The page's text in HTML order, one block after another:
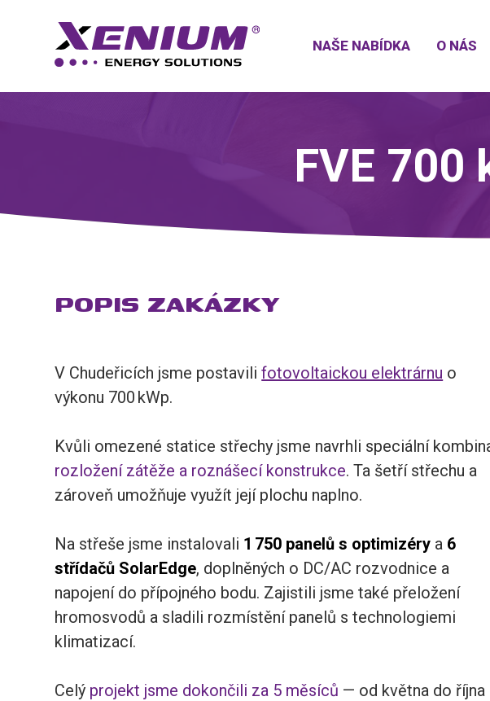
NAŠE NABÍDKA O NÁS
FVE 700
POPIS ZAKÁZKY
V Chudeřicích jsme postavilifotovoltaickou elektrárnu o
výkonu 700 kWp.
Kvůli omezené statice střechy jsme navrhli speciální
rozložení zátěže a roznášecí konstrukce. Ta šetří střechu a
zároveň umožňuje využít její plochu naplno.
Na střeše jsme instalovali 1 750 panelů s optimizéry a 6
střídačů SolarEdge, doplněných o DC/AC rozvodnice a
napojení do přípojného bodu. Zajistili jsme také přeložení
hromosvodů a sladili rozmístění panelů s technologiemi
klimatizací.
Celý projekt jsme dokončili za 5 měsíců — od května do října